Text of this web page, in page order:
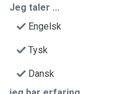
Jeg taler ...
Engelsk
Tysk
Dansk